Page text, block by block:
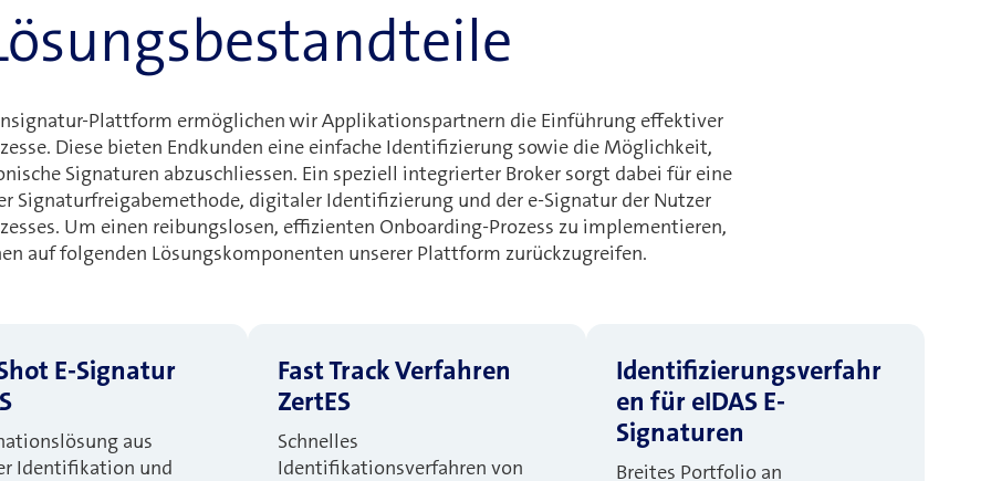
Plattform ermöglichen wir Applikationspartnern die Einführung effektiver
Diese bieten Endkunden eine einfache Identifizierung sowie die Möglichkeit,
Signaturen abzuschliessen. Ein speziell integrierter Broker sorgt dabei für eine
Signaturfreigabemethode, digitaler Identifizierung und der e-Signatur der Nutzer
Um einen reibungslosen, effizienten Onboarding-Prozess zu implementieren,
auf folgenden Lösungskomponenten unserer Plattform zurückzugreifen.
E-Signatur
aus
Identifikation und
Fast Track Verfahren
ZertES
Schnelles
Identifikationsverfahren von
Identifizierungsverfahr
en für eIDAS E-
Signaturen
Breites Portfolio an